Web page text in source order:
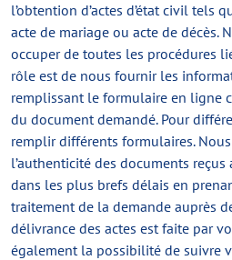
l’obtention d’actes d’état civil tels
acte de mariage ou acte de décès.
occuper de toutes les procédures
rôle est de nous fournir les
remplissant le formulaire en ligne
du document demandé. Pour
remplir différents formulaires.
l’authenticité des documents
dans les plus brefs délais en
traitement de la demande auprès
délivrance des actes est faite par
également la possibilité de suivre